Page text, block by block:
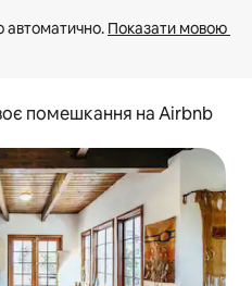
автоматично. Показати мовою
помешкання на Airbnb